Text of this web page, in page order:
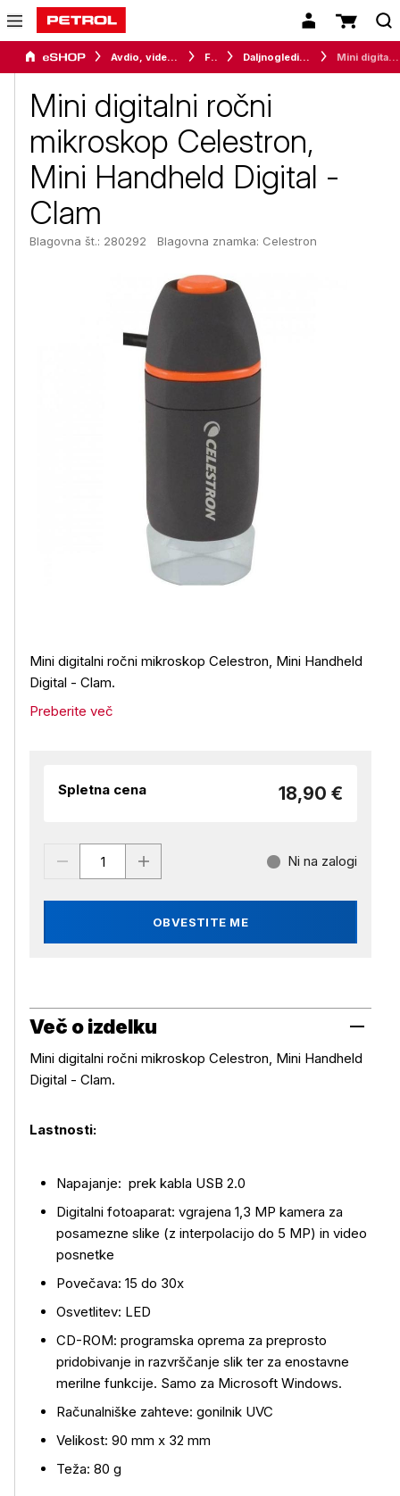
Avdio, video in telefonija Foto Daljnogledi in teleskopi
Mini digitalni ročni
mikroskop Celestron,
Mini Handheld Digital -
Clam
Blagovna št.: 280292 Blagovna znamka: Celestron
Mini digitalni ročni mikroskop Celestron, Mini Handheld
Digital - Clam.
Preberite več
Spletna cena 18,90 €
OBVESTITE ME
Ni na zalogi
Več o izdelku
Več o izdelku
Mini digitalni ročni mikroskop Celestron, Mini Handheld
Digital - Clam.
Lastnosti:
Napajanje: prek kabla USB 2.0
Digitalni fotoaparat: vgrajena 1,3 MP kamera za
posamezne slike (z interpolacijo do 5 MP) in video
posnetke
Povečava: 15 do 30x
Osvetlitev: LED
CD-ROM: programska oprema za preprosto
pridobivanje in razvrščanje slik ter za enostavne
merilne funkcije. Samo za Microsoft Windows.
Računalniške zahteve: gonilnik UVC
Velikost: 90 mm x 32 mm
Teža: 80 g